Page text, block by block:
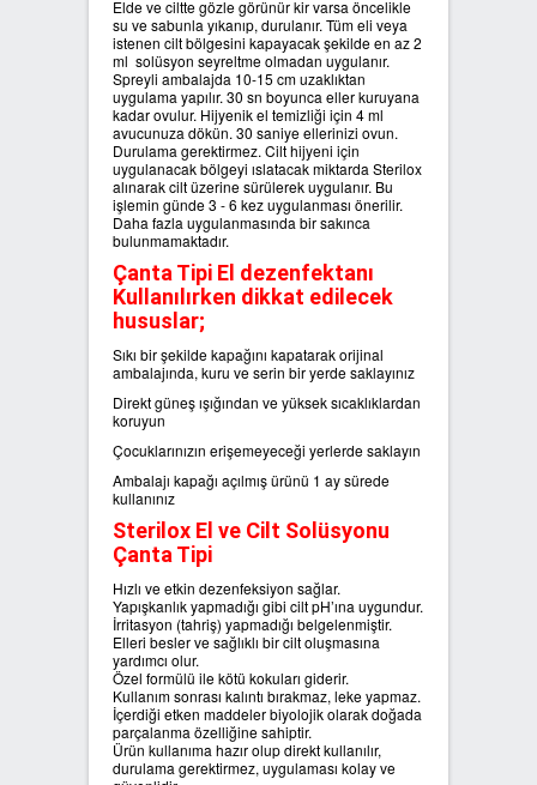
Elde ve ciltte gözle görünür kir varsa öncelikle
su ve sabunla yıkanıp, durulanır. Tüm eli veya
istenen cilt bölgesini kapayacak şekilde en az 2
ml solüsyon seyreltme olmadan uygulanır.
Spreyli ambalajda 10-15 cm uzaklıktan
uygulama yapılır. 30 sn boyunca eller kuruyana
kadar ovulur. Hijyenik el temizliği için 4 ml
avucunuza dökün. 30 saniye ellerinizi ovun.
Durulama gerektirmez. Cilt hijyeni için
uygulanacak bölgeyi ıslatacak miktarda Sterilox
alınarak cilt üzerine sürülerek uygulanır. Bu
işlemin günde 3 - 6 kez uygulanması önerilir.
Daha fazla uygulanmasında bir sakınca
bulunmamaktadır.
Çanta Tipi El dezenfektanı
Kullanılırken dikkat edilecek
hususlar;
Sıkı bir şekilde kapağını kapatarak orijinal
ambalajında, kuru ve serin bir yerde saklayınız
Direkt güneş ışığından ve yüksek sıcaklıklardan
koruyun
Çocuklarınızın erişemeyeceği yerlerde saklayın
Ambalajı kapağı açılmış ürünü 1 ay sürede
kullanınız
Sterilox El ve Cilt Solüsyonu
Çanta Tipi
Hızlı ve etkin dezenfeksiyon sağlar.
Yapışkanlık yapmadığı gibi cilt pH’ına uygundur.
İrritasyon (tahriş) yapmadığı belgelenmiştir.
Elleri besler ve sağlıklı bir cilt oluşmasına
yardımcı olur.
Özel formülü ile kötü kokuları giderir.
Kullanım sonrası kalıntı bırakmaz, leke yapmaz.
İçerdiği etken maddeler biyolojik olarak doğada
parçalanma özelliğine sahiptir.
Ürün kullanıma hazır olup direkt kullanılır,
durulama gerektirmez, uygulaması kolay ve